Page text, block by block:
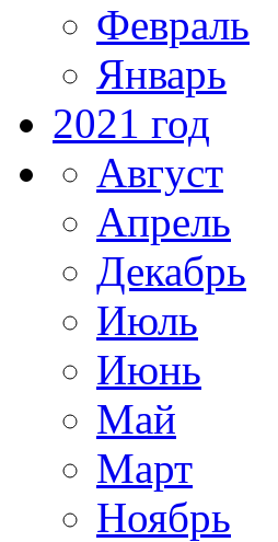
Февраль
Январь
2021 год
Август
Апрель
Декабрь
Июль
Июнь
Май
Март
Ноябрь